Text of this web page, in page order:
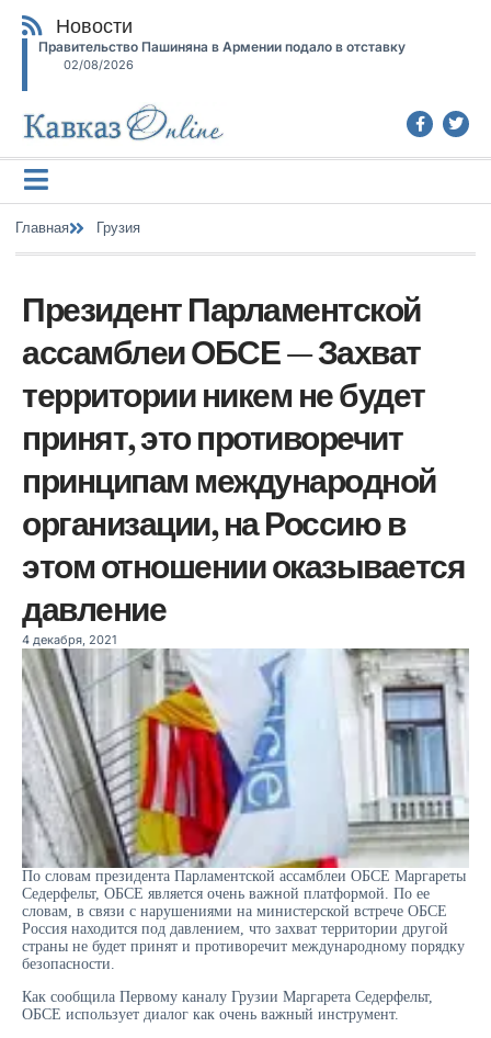
Новости
Правительство Пашиняна в Армении подало в отставку
02/08/2026
Главная Грузия
Президент Парламентской
ассамблеи ОБСЕ — Захват
территории никем не будет
принят, это противоречит
принципам международной
организации, на Россию в
этом отношении оказывается
давление
4 декабря, 2021
По словам президента Парламентской ассамблеи ОБСЕ Маргареты
Седерфельт, ОБСЕ является очень важной платформой. По ее
словам, в связи с нарушениями на министерской встрече ОБСЕ
Россия находится под давлением, что захват территории другой
страны не будет принят и противоречит международному порядку
безопасности.
Как сообщила Первому каналу Грузии Маргарета Седерфельт,
ОБСЕ использует диалог как очень важный инструмент.